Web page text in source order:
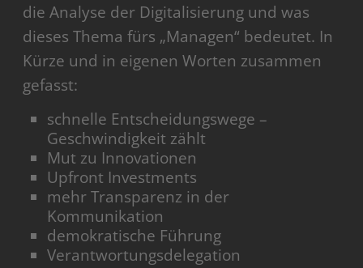
die Analyse der Digitalisierung und was
dieses Thema fürs „Managen“ bedeutet. In
Kürze und in eigenen Worten zusammen
gefasst:
schnelle Entscheidungswege –
Geschwindigkeit zählt
Mut zu Innovationen
Upfront Investments
mehr Transparenz in der
Kommunikation
demokratische Führung
Verantwortungsdelegation